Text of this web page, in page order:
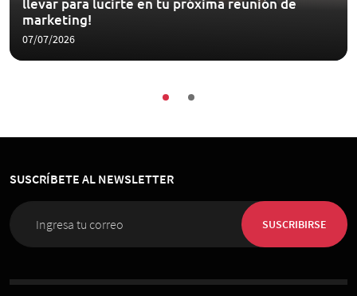
llevar para lucirte en tu próxima reunión de
marketing!
07/07/2026
SUSCRÍBETE AL NEWSLETTER
SUSCRIBIRSE